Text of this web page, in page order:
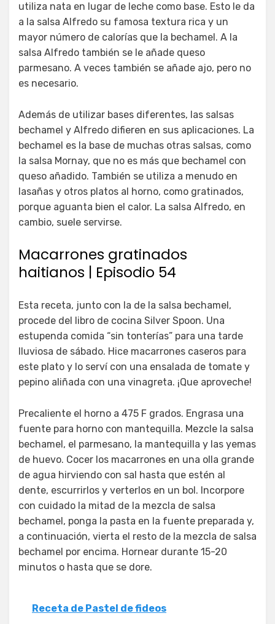
utiliza nata en lugar de leche como base. Esto le da
a la salsa Alfredo su famosa textura rica y un
mayor número de calorías que la bechamel. A la
salsa Alfredo también se le añade queso
parmesano. A veces también se añade ajo, pero no
es necesario.
Además de utilizar bases diferentes, las salsas
bechamel y Alfredo difieren en sus aplicaciones. La
bechamel es la base de muchas otras salsas, como
la salsa Mornay, que no es más que bechamel con
queso añadido. También se utiliza a menudo en
lasañas y otros platos al horno, como gratinados,
porque aguanta bien el calor. La salsa Alfredo, en
cambio, suele servirse.
Macarrones gratinados
haitianos | Episodio 54
Esta receta, junto con la de la salsa bechamel,
procede del libro de cocina Silver Spoon. Una
estupenda comida “sin tonterías” para una tarde
lluviosa de sábado. Hice macarrones caseros para
este plato y lo serví con una ensalada de tomate y
pepino aliñada con una vinagreta. ¡Que aproveche!
Precaliente el horno a 475 F grados. Engrasa una
fuente para horno con mantequilla. Mezcle la salsa
bechamel, el parmesano, la mantequilla y las yemas
de huevo. Cocer los macarrones en una olla grande
de agua hirviendo con sal hasta que estén al
dente, escurrirlos y verterlos en un bol. Incorpore
con cuidado la mitad de la mezcla de salsa
bechamel, ponga la pasta en la fuente preparada y,
a continuación, vierta el resto de la mezcla de salsa
bechamel por encima. Hornear durante 15-20
minutos o hasta que se dore.
Receta de Pastel de fideos